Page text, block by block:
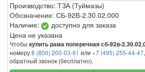
Производство: ТЗА (Туймазы)
Обозначение: СБ-92В-2.30.02.000
Наличие:
доступно для заказа
Цена не указана
Чтобы купить рама поперечная сб-92в-
номеру8 (800) 200-03-81 или +7 (495) 255-44-47
обратный звонок (бесплатно).